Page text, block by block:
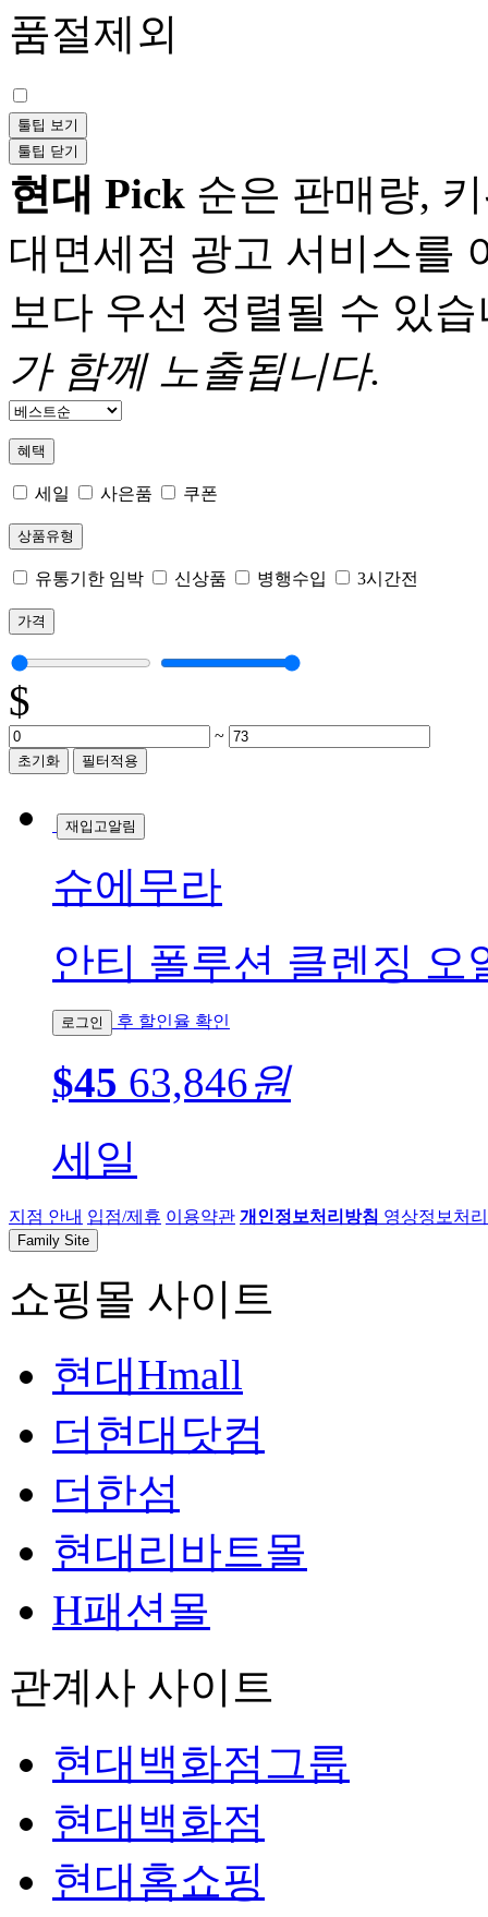
품절제외
툴팁 보기
툴팁 닫기
현대 Pick 순은 판매량,
대면세점 광고 서비스를
보다 우선 정렬될 수 있
가 함께 노출됩니다.
혜택
세일 사은품 쿠폰
상품유형
유통기한 임박 신상품 병행수입 3시간전
가격
$
~
초기화 필터적용
재입고알림
슈에무라
안티 폴루션 클렌징 오
로그인 후 할인율 확인
$45 63,846원
세일
지점 안내 입점/제휴 이용약관 개인정보처리방침 영상정보처
Family Site
쇼핑몰 사이트
현대Hmall
더현대닷컴
더한섬
현대리바트몰
H패션몰
관계사 사이트
현대백화점그룹
현대백화점
현대홈쇼핑